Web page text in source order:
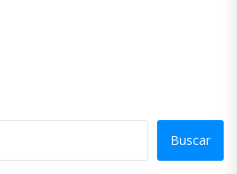
desde 9,95€ hasta 14,96€
Buscar